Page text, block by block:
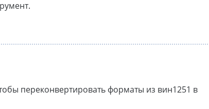
переконвертировать форматы из вин1251 в